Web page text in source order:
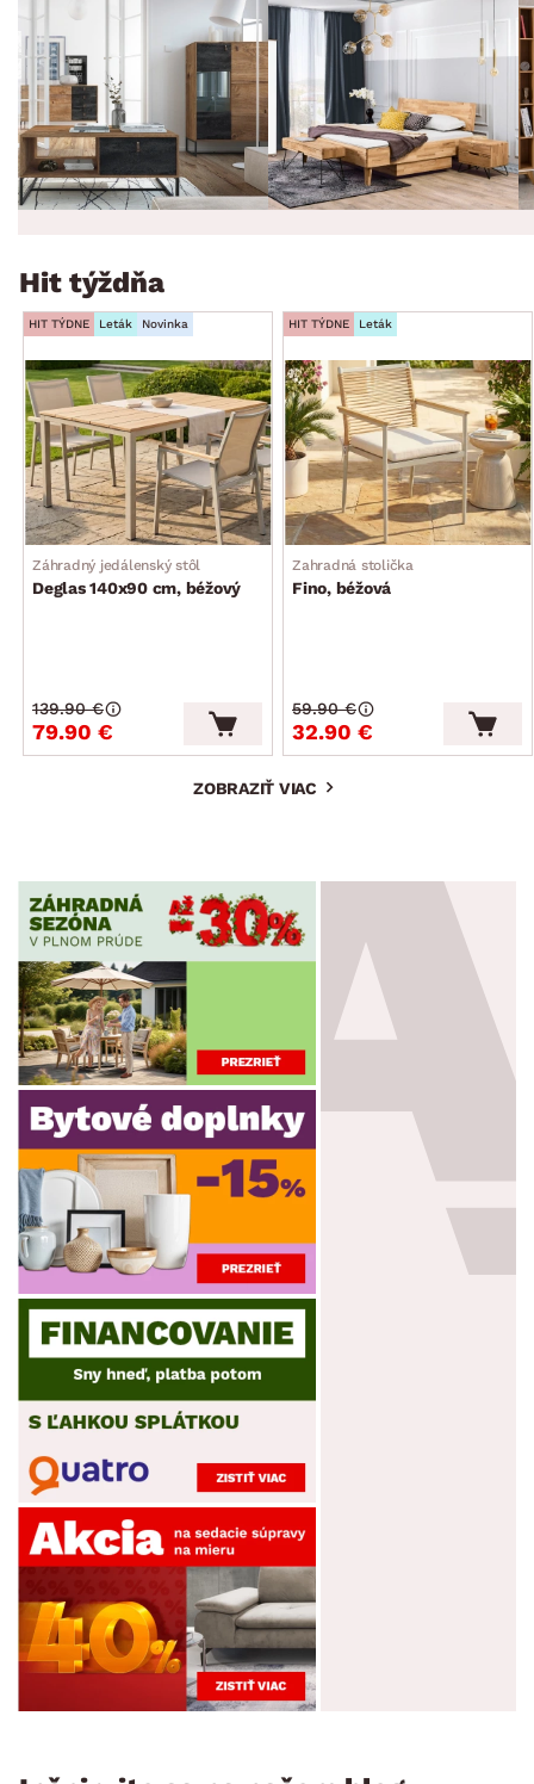
Hit týždňa
HIT TÝDNE Leták Novinka
Záhradný jedálenský stôl
Deglas 140x90 cm, béžový
79.90 €
139.90 €
HIT TÝDNE Leták
Zahradná stolička
Fino, béžová
32.90 €
59.90 €
ZOBRAZIŤ VIAC